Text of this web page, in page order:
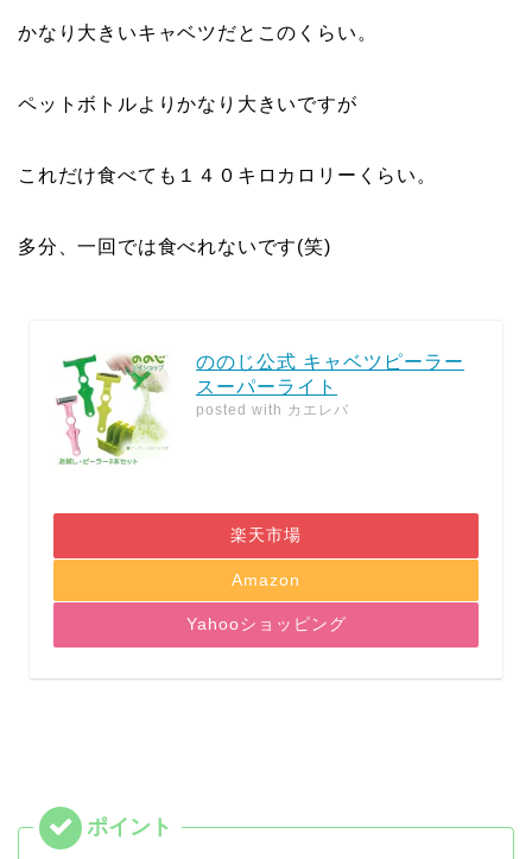
かなり大きいキャベツだとこのくらい。
ペットボトルよりかなり大きいですが
これだけ食べても１４０キロカロリーくらい。
多分、一回では食べれないです(笑)
ののじ公式 キャベツピーラー
スーパーライト
posted with カエレバ
楽天市場
Amazon
Yahooショッピング